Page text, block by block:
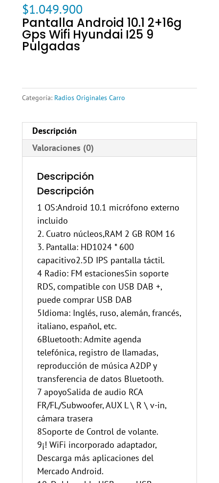
$1.049.900
Pantalla Android 10.1 2+16g
Gps Wifi Hyundai I25 9
Pulgadas
Categoría: Radios Originales Carro
Descripción
Valoraciones (0)
Descripción
Descripción
1 OS:Android 10.1 micrófono externo
incluido
2. Cuatro núcleos,RAM 2 GB ROM 16
3. Pantalla: HD1024 * 600
capacitivo2.5D IPS pantalla táctil.
4 Radio: FM estacionesSin soporte
RDS, compatible con USB DAB +,
puede comprar USB DAB
5Idioma: Inglés, ruso, alemán, francés,
italiano, español, etc.
6Bluetooth: Admite agenda
telefónica, registro de llamadas,
reproducción de música A2DP y
transferencia de datos Bluetooth.
7 apoyoSalida de audio RCA
FR/FL/Subwoofer, AUX L \ R \ v-in,
cámara trasera
8Soporte de Control de volante.
9¡! WiFi incorporado adaptador,
Descarga más aplicaciones del
Mercado Android.